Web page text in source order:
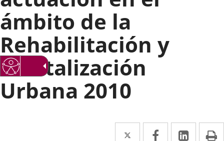
ámbito de la
Rehabilitación y
Revitalización
Urbana 2010
Twitter
Enlace Facebook
EnlaceEnlace